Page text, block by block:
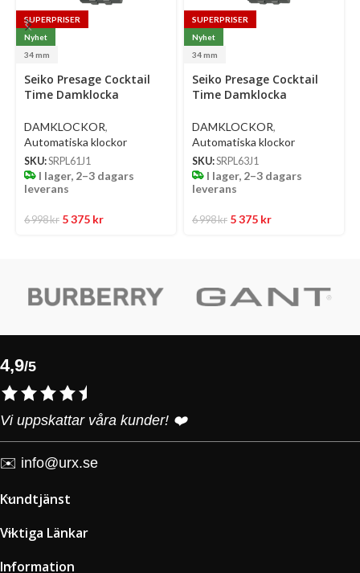
SUPERPRISER
Nyhet
34 mm
Select
options
Seiko Presage Cocktail
Time Damklocka
Ljusblå Urtavla Med
Diamanter Och Stållänk
DAMKLOCKOR,
Automatiska klockor
SKU:SRPL61J1
I lager, 2–3 dagars
leverans
6 998kr 5 375 kr
SUPERPRISER
Nyhet
34 mm
Select
options
Seiko Presage Cocktail
Time Damklocka
Ljusgrön Urtavla Med
Diamanter Och Stållänk
DAMKLOCKOR,
Automatiska klockor
SKU:SRPL63J1
I lager, 2–3 dagars
leverans
6 998kr 5 375 kr
4,9/5
Vi uppskattar våra kunder! ❤️
✉️ info@urx.se
Kundtjänst
Viktiga Länkar
Information